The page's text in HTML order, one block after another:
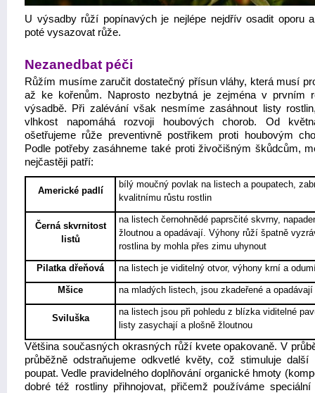
U výsadby růží popínavých je nejlépe nejdřív osadit oporu
poté vysazovat růže.
Nezanedbat péči
Růžím musíme zaručit dostatečný přísun vláhy, která musí
až ke kořenům. Naprosto nezbytná je zejména v prvním
výsadbě. Při zalévání však nesmíme zasáhnout listy
vlhkost napomáhá rozvoji houbových chorob. Od
ošetřujeme růže preventivně postřikem proti houbovým
Podle potřeby zasáhneme také proti živočišným škůdcům,
nejčastěji patří:
Americké padlí
bílý moučný povlak na listech a poupatech,
kvalitnímu růstu rostlin
Černá skvrnitost
listů
na listech černohnědé paprsčité skvrny,
žloutnou a opadávají. Výhony růží špatně
rostlina by mohla přes zimu uhynout
Pilatka dřeňová na listech je viditelný otvor, výhony krní a
Mšice na mladých listech, jsou zkadeřené a opadávají
Sviluška
na listech jsou při pohledu z blízka viditelné
listy zasychají a plošně žloutnou
Většina současných okrasných růží kvete opakovaně. V
průběžně odstraňujeme odkvetlé květy, což stimuluje další
poupat. Vedle pravidelného doplňování organické hmoty
dobré též rostliny přihnojovat, přičemž používáme speciální